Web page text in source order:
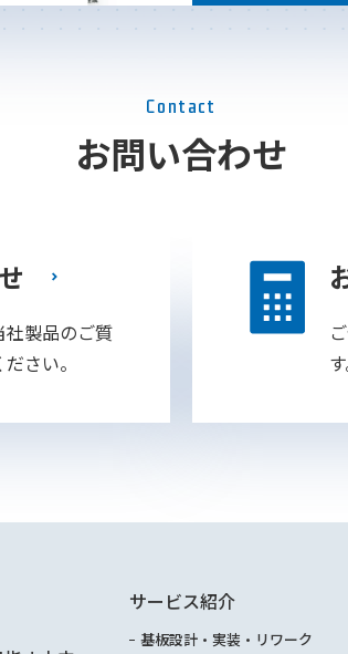
Contact
お問い合わせ
製品のご質
さい。
サービス紹介
基板設計・実装・リワーク